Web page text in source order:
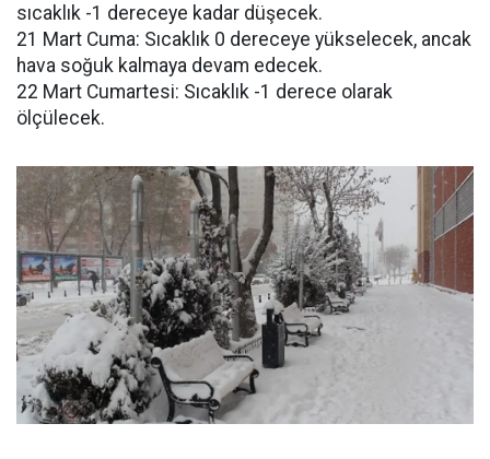
sıcaklık -1 dereceye kadar düşecek.
21 Mart Cuma: Sıcaklık 0 dereceye yükselecek, ancak
hava soğuk kalmaya devam edecek.
22 Mart Cumartesi: Sıcaklık -1 derece olarak
ölçülecek.